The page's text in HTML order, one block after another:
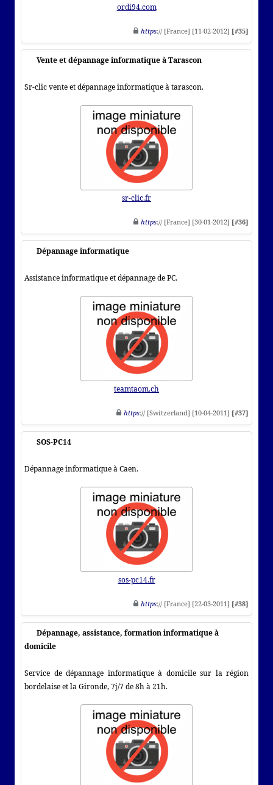
ordi94.com
https:// [France] [11-02-2012] [#35]
Vente et dépannage informatique à Tarascon
Sr-clic vente et dépannage informatique à tarascon.
sr-clic.fr
https:// [France] [30-01-2012] [#36]
Dépannage informatique
Assistance informatique et dépannage de PC.
teamtaom.ch
https:// [Switzerland] [10-04-2011] [#37]
SOS-PC14
Dépannage informatique à Caen.
sos-pc14.fr
https:// [France] [22-03-2011] [#38]
Dépannage, assistance, formation informatique à
domicile
Service de dépannage informatique à domicile sur la région
bordelaise et la Gironde, 7j/7 de 8h à 21h.